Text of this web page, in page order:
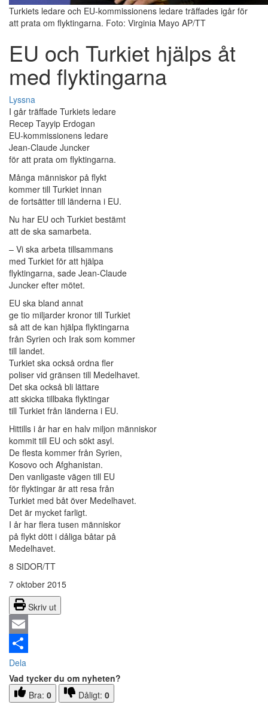
Turkiets ledare och EU-kommissionens ledare träffades igår för
att prata om flyktingarna. Foto: Virginia Mayo AP/TT
EU och Turkiet hjälps åt
med flyktingarna
Lyssna
I går träffade Turkiets ledare
Recep Tayyip Erdogan
EU-kommissionens ledare
Jean-Claude Juncker
för att prata om flyktingarna.
Många människor på flykt
kommer till Turkiet innan
de fortsätter till länderna i EU.
Nu har EU och Turkiet bestämt
att de ska samarbeta.
– Vi ska arbeta tillsammans
med Turkiet för att hjälpa
flyktingarna, sade Jean-Claude
Juncker efter mötet.
EU ska bland annat
ge tio miljarder kronor till Turkiet
så att de kan hjälpa flyktingarna
från Syrien och Irak som kommer
till landet.
Turkiet ska också ordna fler
poliser vid gränsen till Medelhavet.
Det ska också bli lättare
att skicka tillbaka flyktingar
till Turkiet från länderna i EU.
Hittills i år har en halv miljon människor
kommit till EU och sökt asyl.
De flesta kommer från Syrien,
Kosovo och Afghanistan.
Den vanligaste vägen till EU
för flyktingar är att resa från
Turkiet med båt över Medelhavet.
Det är mycket farligt.
I år har flera tusen människor
på flykt dött i dåliga båtar på
Medelhavet.
8 SIDOR/TT
7 oktober 2015
Skriv ut
Email
Dela
Vad tycker du om nyheten?
Bra: 0 Dåligt: 0